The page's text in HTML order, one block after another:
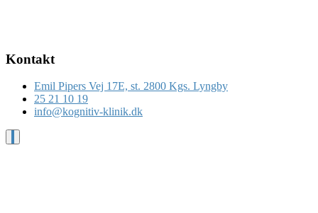
Kontakt
Emil Pipers Vej 17E, st. 2800 Kgs. Lyngby
25 21 10 19
info@kognitiv-klinik.dk